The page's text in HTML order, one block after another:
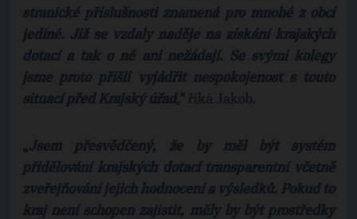
stranické příslušnosti znamená pro mnohé z obcí
jediné. Již se vzdaly naděje na získání krajských
dotací a tak o ně ani nežádají. Se svými kolegy
jsme proto přišli vyjádřit nespokojenost s touto
situací před Krajský úřad," říká Jakob.
„Jsem přesvědčený, že by měl být systém
přidělování krajských dotací transparentní včetně
zveřejňování jejich hodnocení a výsledků. Pokud to
kraj není schopen zajistit, měly by být prostředky